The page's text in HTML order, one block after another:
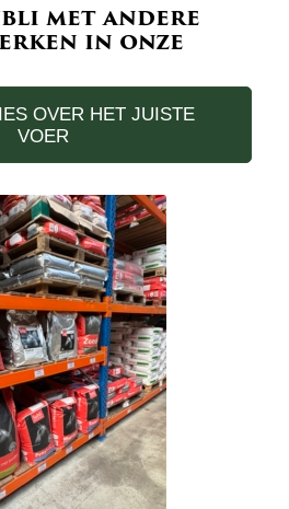
met andere
in onze
OVER HET JUISTE
VOER